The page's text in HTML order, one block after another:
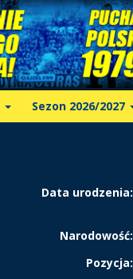
Sezon 2026/2027
Data urodzenia:
Narodowość:
Pozycja: